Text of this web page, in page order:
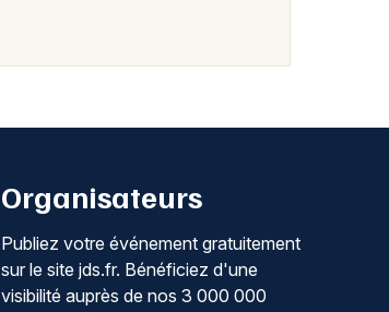
Organisateurs
Publiez votre événement gratuitement
sur le site jds.fr. Bénéficiez d'une
visibilité auprès de nos 3 000 000